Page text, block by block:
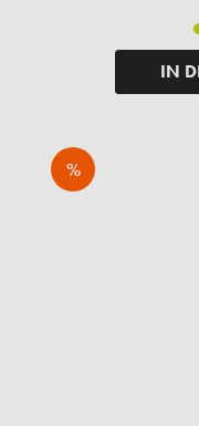
IN
%